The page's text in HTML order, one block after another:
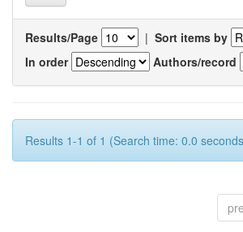
Results/Page | Sort items by
In order
Authors/record
Results 1-1 of 1 (Search time: 0.0